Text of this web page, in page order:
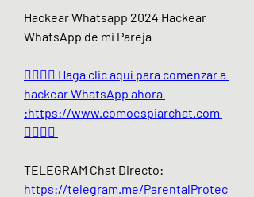
Hackear Whatsapp 2024 Hackear
WhatsApp de mi Pareja
👉🏻👉🏻 Haga clic aquí para comenzar a
hackear WhatsApp ahora
:https://www.comoespiarchat.com
👈🏻👈🏻
TELEGRAM Chat Directo:
https://telegram.me/ParentalProtec